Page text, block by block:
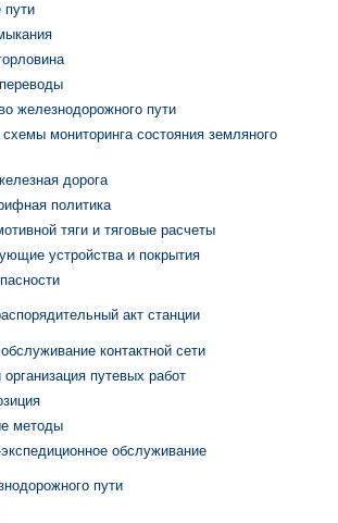
пути
железнодорожного пути
мониторинга состояния земляного
дорога
политика
тяги и тяговые расчеты
устройства и покрытия
акт станции
контактной сети
организация путевых работ
методы
обслуживание
пути